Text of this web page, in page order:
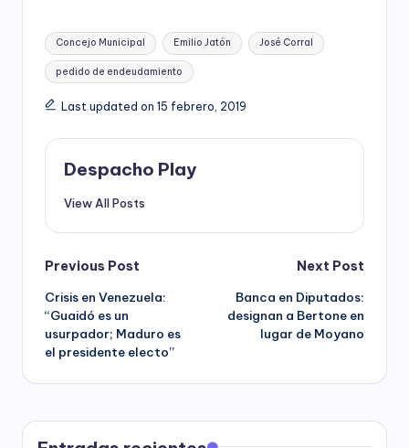
Tags:
Concejo Municipal Emilio Jatón José Corral
pedido de endeudamiento
Last updated on 15 febrero, 2019
Despacho Play
View All Posts
Post
navigation
Previous Post
Crisis en Venezuela:
“Guaidó es un
usurpador; Maduro es
el presidente electo”
Next Post
Banca en Diputados:
designan a Bertone en
lugar de Moyano